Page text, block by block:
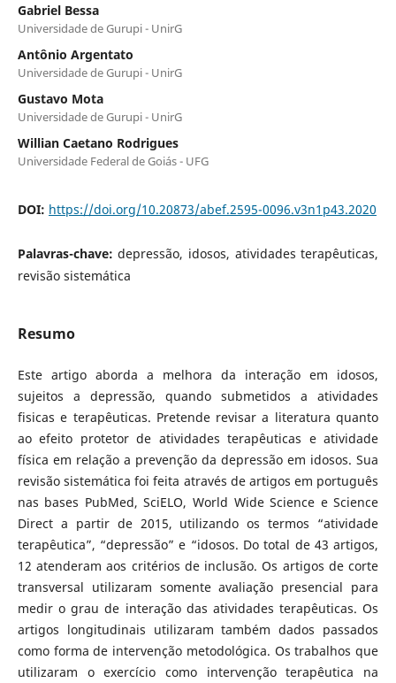
Gabriel Bessa
Universidade de Gurupi - UnirG
Antônio Argentato
Universidade de Gurupi - UnirG
Gustavo Mota
Universidade de Gurupi - UnirG
Willian Caetano Rodrigues
Universidade Federal de Goiás - UFG
DOI: https://doi.org/10.20873/abef.2595-0096.v3n1p43.2020
Palavras-chave:depressão, idosos, atividades terapêuticas,
revisão sistemática
Resumo
Este artigo aborda a melhora da interação em idosos,
sujeitos a depressão, quando submetidos a atividades
fisicas e terapêuticas. Pretende revisar a literatura quanto
ao efeito protetor de atividades terapêuticas e atividade
física em relação a prevenção da depressão em idosos. Sua
revisão sistemática foi feita através de artigos em português
nas bases PubMed, SciELO, World Wide Science e Science
Direct a partir de 2015, utilizando os termos “atividade
terapêutica”, “depressão” e “idosos. Do total de 43 artigos,
12 atenderam aos critérios de inclusão. Os artigos de corte
transversal utilizaram somente avaliação presencial para
medir o grau de interação das atividades terapêuticas. Os
artigos longitudinais utilizaram também dados passados
como forma de intervenção metodológica. Os trabalhos que
utilizaram o exercício como intervenção terapêutica na